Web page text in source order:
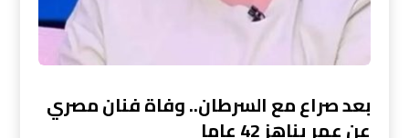
بعد صراع مع السرطان.. وفاة فنان مصري
عن عمر يناهز 42 عاما